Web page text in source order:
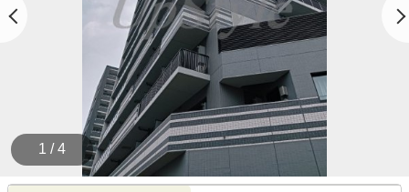
1 / 4